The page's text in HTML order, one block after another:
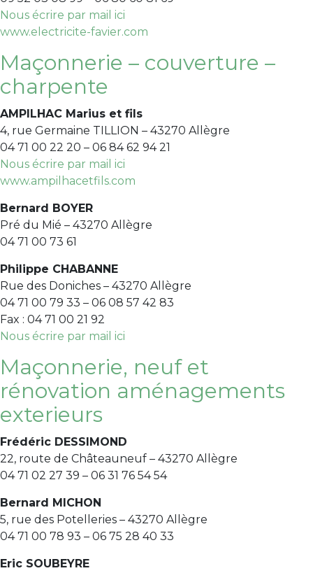
Nous écrire par mail ici
www.electricite-favier.com
Maçonnerie – couverture –
charpente
AMPILHAC Marius et fils
4, rue Germaine TILLION – 43270 Allègre
04 71 00 22 20 – 06 84 62 94 21
Nous écrire par mail ici
www.ampilhacetfils.com
Bernard BOYER
Pré du Mié – 43270 Allègre
04 71 00 73 61
Philippe CHABANNE
Rue des Doniches – 43270 Allègre
04 71 00 79 33 – 06 08 57 42 83
Fax : 04 71 00 21 92
Nous écrire par mail ici
Maçonnerie, neuf et
rénovation aménagements
exterieurs
Frédéric DESSIMOND
22, route de Châteauneuf – 43270 Allègre
04 71 02 27 39 – 06 31 76 54 54
Bernard MICHON
5, rue des Potelleries – 43270 Allègre
04 71 00 78 93 – 06 75 28 40 33
Eric SOUBEYRE